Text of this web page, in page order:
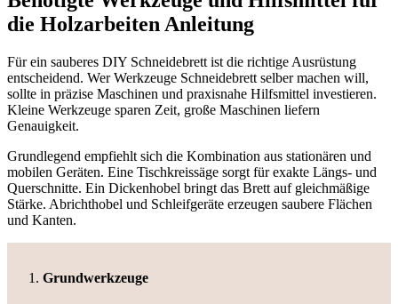
die Holzarbeiten Anleitung
Für ein sauberes DIY Schneidebrett ist die richtige Ausrüstung
entscheidend. Wer Werkzeuge Schneidebrett selber machen will,
sollte in präzise Maschinen und praxisnahe Hilfsmittel investieren.
Kleine Werkzeuge sparen Zeit, große Maschinen liefern
Genauigkeit.
Grundlegend empfiehlt sich die Kombination aus stationären und
mobilen Geräten. Eine Tischkreissäge sorgt für exakte Längs- und
Querschnitte. Ein Dickenhobel bringt das Brett auf gleichmäßige
Stärke. Abrichthobel und Schleifgeräte erzeugen saubere Flächen
und Kanten.
Grundwerkzeuge